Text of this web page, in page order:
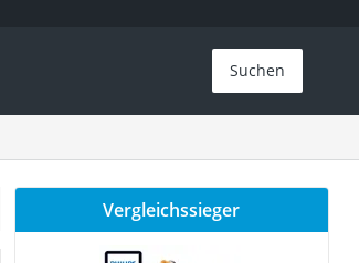
Suchen
Vergleichssieger